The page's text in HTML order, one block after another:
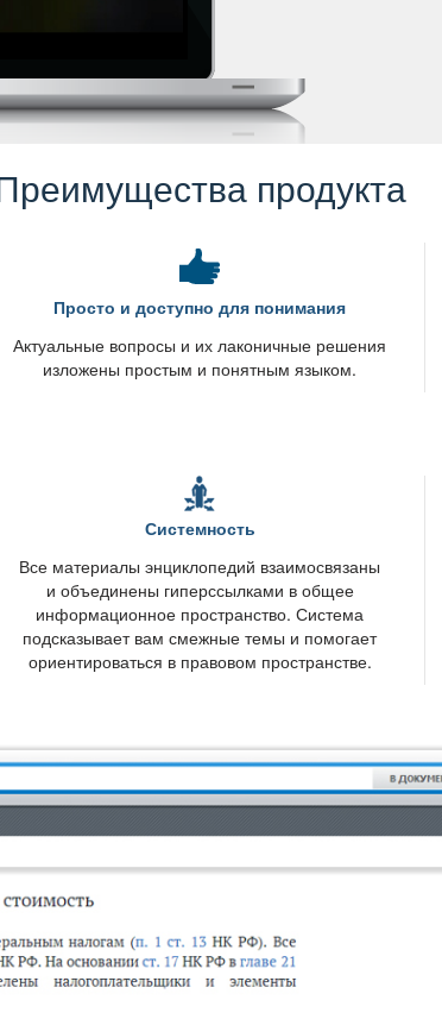
продукта
Просто и доступно для понимания
Актуальные вопросы и их лаконичные решения
изложены простым и понятным языком.
Системность
се материалы энциклопедий взаимосвязаны
и объединены гиперссылками в общее
информационное пространство. Система
подсказывает вам смежные темы и помогает
ориентироваться в правовом пространстве.